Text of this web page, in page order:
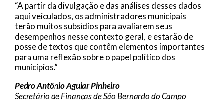
“A partir da divulgação e das análises desses dados
aqui veiculados, os administradores municipais
terão muitos subsídios para avaliarem seus
desempenhos nesse contexto geral, e estarão de
posse de textos que contêm elementos importantes
para uma reflexão sobre o papel político dos
municípios.”
Pedro Antônio Aguiar Pinheiro
Secretário de Finanças de São Bernardo do Campo